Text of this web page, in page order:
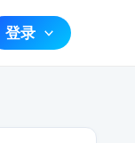
登录